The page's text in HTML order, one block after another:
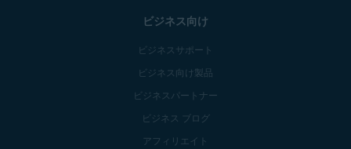
ビジネス向け
ビジネスサポート
ビジネス向け製品
ビジネスパートナー
ビジネス ブログ
アフィリエイト